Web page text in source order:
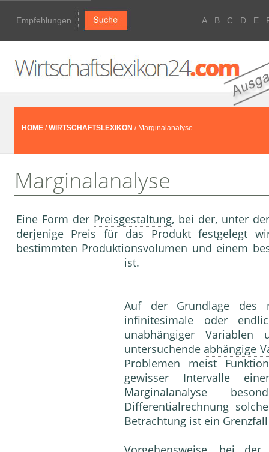
Empfehlungen A B C D E
HOME /WIRTSCHAFTSLEXIKON / Marginalanalyse
Marginalanalyse
Eine Form der Preisgestaltung, bei der, unter
derjenige Preis für das Produkt festgelegt
bestimmten Produktionsvolumen und einem
ist.
Auf der Grundlage des
infinitesimale oder
unabhängiger
untersuchende abhängige
Problemen meist
gewisser Intervalle
Marginalanalyse
Differentialrechnung
Betrachtung ist ein